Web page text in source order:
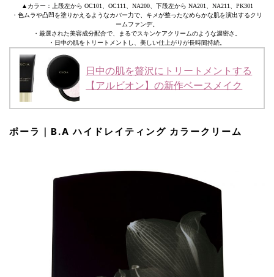
▲カラー：上段左から OC101、OC111、NA200、下段左から NA201、NA211、PK301
・色ムラや凸凹を塗りかえるようなカバー力で、キメが整ったなめらかな肌を演出するクリ
ームファンデ。
・厳選された美容成分配合で、まるでスキンケアクリームのような濃密さ。
・日中の肌をトリートメントし、美しい仕上がりが長時間持続。
日中の肌を贅沢にトリートメントする
【アルビオン】の新作ベースメイク
ポーラ｜B.A ハイドレイティング カラークリーム